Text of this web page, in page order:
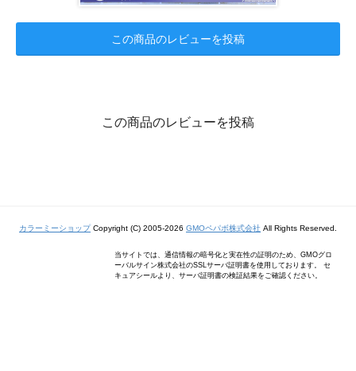
この商品のレビューを投稿
この商品のレビューを投稿
カラーミーショップCopyright (C) 2005-2026 GMOペパボ株式会社 All Rights Reserved.
当サイトでは、通信情報の暗号化と実在性の証明のため、GMOグロ
ーバルサイン株式会社のSSLサーバ証明書を使用しております。 セ
キュアシールより、サーバ証明書の検証結果をご確認ください。